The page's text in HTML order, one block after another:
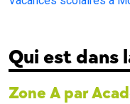
Qui est dans
Zone A par